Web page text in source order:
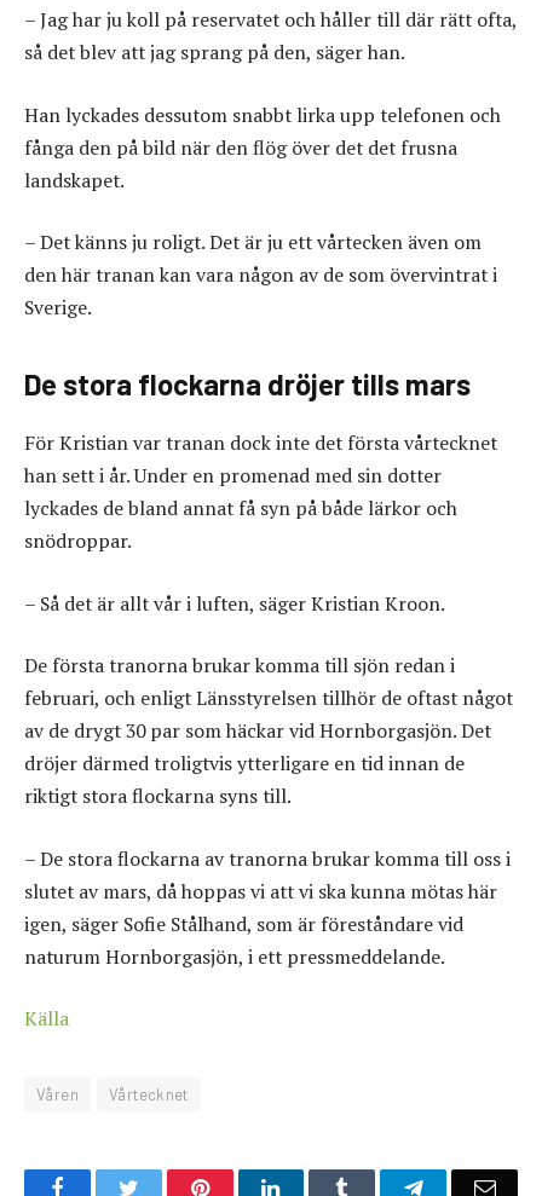
– Jag har ju koll på reservatet och håller till där rätt ofta,
så det blev att jag sprang på den, säger han.
Han lyckades dessutom snabbt lirka upp telefonen och
fånga den på bild när den flög över det det frusna
landskapet.
– Det känns ju roligt. Det är ju ett vårtecken även om
den här tranan kan vara någon av de som övervintrat i
Sverige.
De stora flockarna dröjer tills mars
För Kristian var tranan dock inte det första vårtecknet
han sett i år. Under en promenad med sin dotter
lyckades de bland annat få syn på både lärkor och
snödroppar.
– Så det är allt vår i luften, säger Kristian Kroon.
De första tranorna brukar komma till sjön redan i
februari, och enligt Länsstyrelsen tillhör de oftast något
av de drygt 30 par som häckar vid Hornborgasjön. Det
dröjer därmed troligtvis ytterligare en tid innan de
riktigt stora flockarna syns till.
– De stora flockarna av tranorna brukar komma till oss i
slutet av mars, då hoppas vi att vi ska kunna mötas här
igen, säger Sofie Stålhand, som är föreståndare vid
naturum Hornborgasjön, i ett pressmeddelande.
Källa
Våren Vårtecknet
FacebookTwitter PinterestLinkedIn Tumblr Telegram